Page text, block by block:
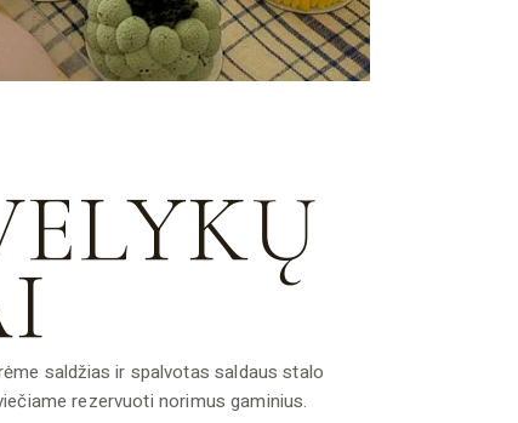
saldžias ir spalvotas saldaus stalo
rezervuoti norimus gaminius.